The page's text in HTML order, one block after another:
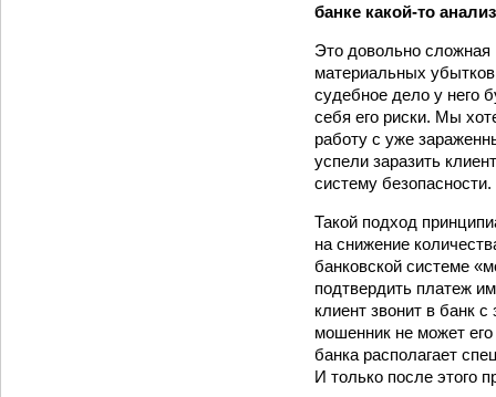
банке какой-то
Это довольно сложная
материальных
судебное дело у него
себя его риски. Мы
работу с уже
успели заразить
систему безопасности.
Такой подход
на снижение
банковской системе
подтвердить платеж
клиент звонит в банк
мошенник не может
банка располагает
И только после этого